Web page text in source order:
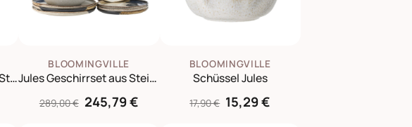
Jules Frühstück Set aus Steingut
BLOOMINGVILLE
Jules Geschirrset aus Steingut
289,00 € 245,79 €
BLOOMINGVILLE
Schüssel Jules
17,90 € 15,29 €